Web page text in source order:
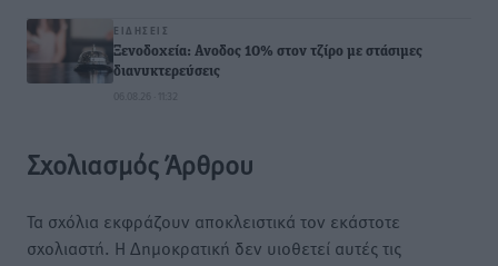
ΕΙΔΉΣΕΙΣ
Ξενοδοχεία: Ανοδος 10% στον τζίρο με στάσιμες
διανυκτερεύσεις
06.08.26 · 11:32
Σχολιασμός Άρθρου
Τα σχόλια εκφράζουν αποκλειστικά τον εκάστοτε
σχολιαστή. Η Δημοκρατική δεν υιοθετεί αυτές τις